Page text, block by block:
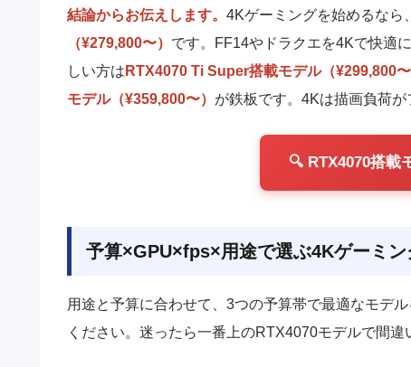
結論からお伝えします。 4Kゲーミングを始めるなら
（¥279,800〜） です。FF14やドラクエを4Kで快適
しい方は RTX4070 Ti Super搭載モデル（¥299,800〜
モデル（¥359,800〜） が鉄板です。4Kは描画負荷
🔍 RTX4070搭載
予算×GPU×fps×用途で選ぶ4Kゲーミン
用途と予算に合わせて、3つの予算帯で最適なモデ
ください。迷ったら一番上のRTX4070モデルで間違